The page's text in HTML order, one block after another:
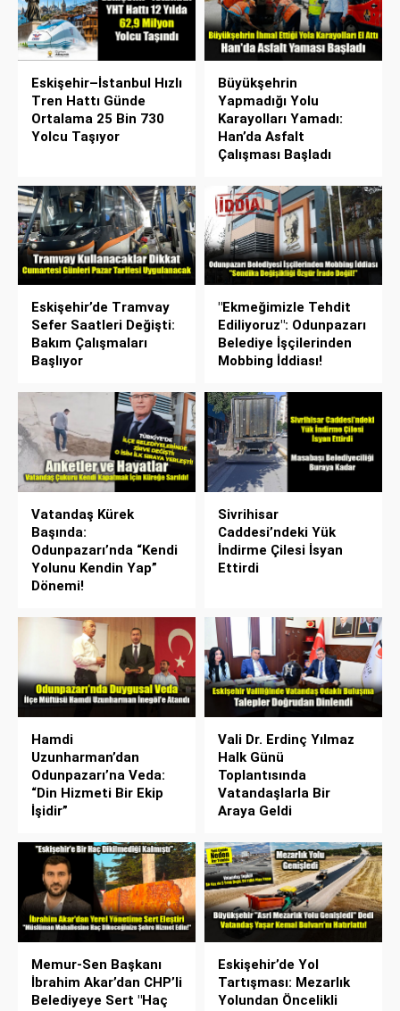
Eskişehir–İstanbul Hızlı
Tren Hattı Günde
Ortalama 25 Bin 730
Yolcu Taşıyor
Büyükşehrin
Yapmadığı Yolu
Karayolları Yamadı:
Han’da Asfalt
Çalışması Başladı
Eskişehir’de Tramvay
Sefer Saatleri Değişti:
Bakım Çalışmaları
Başlıyor
"Ekmeğimizle Tehdit
Ediliyoruz": Odunpazarı
Belediye İşçilerinden
Mobbing İddiası!
Vatandaş Kürek
Başında:
Odunpazarı’nda “Kendi
Yolunu Kendin Yap”
Dönemi!
Sivrihisar
Caddesi’ndeki Yük
İndirme Çilesi İsyan
Ettirdi
Hamdi
Uzunharman’dan
Odunpazarı’na Veda:
“Din Hizmeti Bir Ekip
İşidir”
Vali Dr. Erdinç Yılmaz
Halk Günü
Toplantısında
Vatandaşlarla Bir
Araya Geldi
Memur-Sen Başkanı
İbrahim Akar’dan CHP’li
Belediyeye Sert "Haç
Eskişehir’de Yol
Tartışması: Mezarlık
Yolundan Öncelikli